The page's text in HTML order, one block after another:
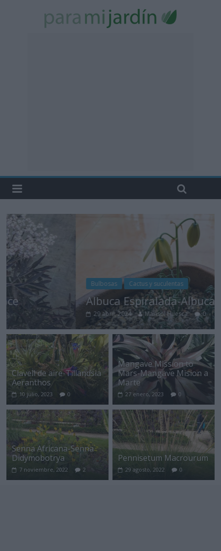
Bulbosas Cactus y suculentas
Albuca Espiralada-Albuca Spiralis
29 abril, 2024 Marisol Huesca 0
Clavell de aire-Tillandsia
Aeranthos
10 julio, 2023 0
Mangave Mission to
Mars-Mangave Mision a
Marte
27 enero, 2023 0
Senna Africana-Senna
Didymobotrya
7 noviembre, 2022 2
Pennisetum Macrourum
29 agosto, 2022 0